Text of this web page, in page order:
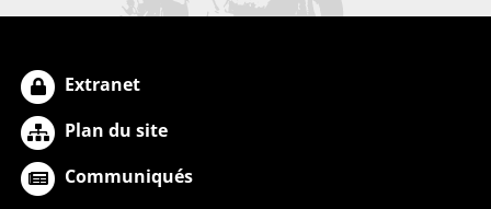
Extranet
Plan du site
Communiqués